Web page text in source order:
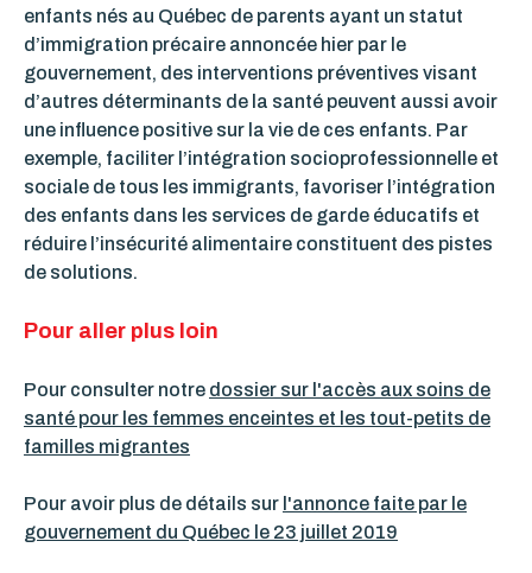
enfants nés au Québec de parents ayant un statut
d’immigration précaire annoncée hier par le
gouvernement, des interventions préventives visant
d’autres déterminants de la santé peuvent aussi avoir
une influence positive sur la vie de ces enfants. Par
exemple, faciliter l’intégration socioprofessionnelle et
sociale de tous les immigrants, favoriser l’intégration
des enfants dans les services de garde éducatifs et
réduire l’insécurité alimentaire constituent des pistes
de solutions.
Pour aller plus loin
Pour consulter notre dossier sur l'accès aux soins de
santé pour les femmes enceintes et les tout-petits de
familles migrantes
Pour avoir plus de détails sur l'annonce faite par le
gouvernement du Québec le 23 juillet 2019